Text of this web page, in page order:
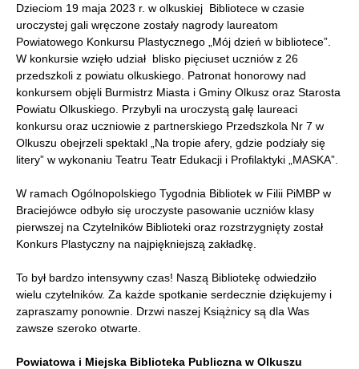
Dzieciom 19 maja 2023 r. w olkuskiej Bibliotece w czasie
uroczystej gali wręczone zostały nagrody laureatom
Powiatowego Konkursu Plastycznego „Mój dzień w bibliotece”.
W konkursie wzięło udział blisko pięciuset uczniów z 26
przedszkoli z powiatu olkuskiego. Patronat honorowy nad
konkursem objęli Burmistrz Miasta i Gminy Olkusz oraz Starosta
Powiatu Olkuskiego. Przybyli na uroczystą galę laureaci
konkursu oraz uczniowie z partnerskiego Przedszkola Nr 7 w
Olkuszu obejrzeli spektakl „Na tropie afery, gdzie podziały się
litery” w wykonaniu Teatru Teatr Edukacji i Profilaktyki „MASKA”.
W ramach Ogólnopolskiego Tygodnia Bibliotek w Filii PiMBP w
Braciejówce odbyło się uroczyste pasowanie uczniów klasy
pierwszej na Czytelników Biblioteki oraz rozstrzygnięty został
Konkurs Plastyczny na najpiękniejszą zakładkę.
To był bardzo intensywny czas! Naszą Bibliotekę odwiedziło
wielu czytelników. Za każde spotkanie serdecznie dziękujemy i
zapraszamy ponownie. Drzwi naszej Książnicy są dla Was
zawsze szeroko otwarte.
Powiatowa i Miejska Biblioteka Publiczna w Olkuszu